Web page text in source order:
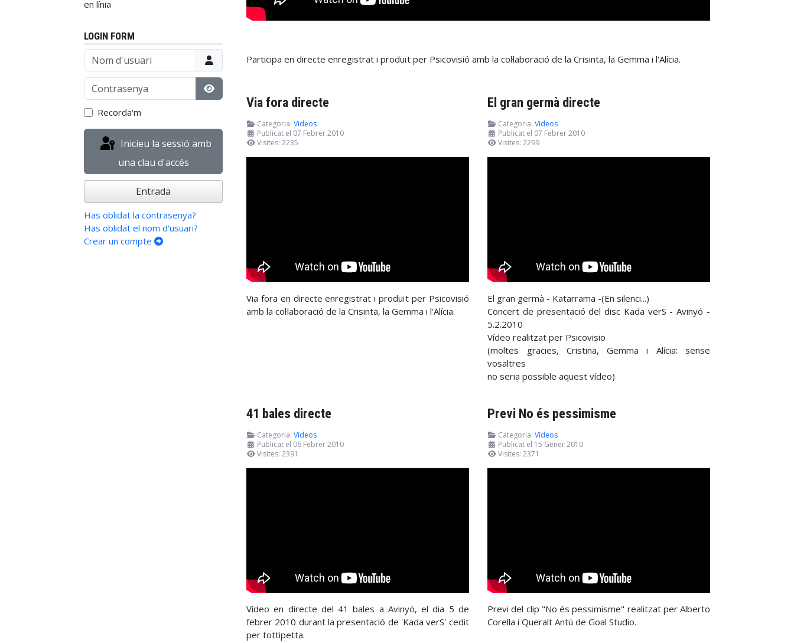
en línia
LOGIN FORM
Nom d'usuari
Contrasenya
Mostrar contrasenya
Recorda'm
una clau d'accés
Entrada
Has oblidat la contrasenya?
Has oblidat el nom d'usuari?
Crear un compte
Participa en directe enregistrat i produït per Psicovisió amb la col·laboració de la Crisinta, la Gemma i l'Alícia.
Via fora directe
Categoria: Videos
Publicat el 07 Febrer 2010
Visites: 2235
Via fora en directe enregistrat i produït per Psicovisió
amb la col·laboració de la Crisinta, la Gemma i l'Alícia.
El gran germà directe
Categoria:Videos
Publicat el 07 Febrer 2010
Visites: 2299
El gran germà - Katarrama -(En silenci...)
Concert de presentació del disc Kada verS - Avinyó -
5.2.2010
Vídeo realitzat per Psicovisio
(moltes gracies, Cristina, Gemma i Alícia: sense
vosaltres
no seria possible aquest vídeo)
41 bales directe
Categoria: Videos
Publicat el 06 Febrer 2010
Visites: 2391
Vídeo en directe del 41 bales a Avinyó, el dia 5 de
febrer 2010 durant la presentació de 'Kada verS' cedit
per tottipetta.
Previ No és pessimisme
Categoria:Videos
Publicat el 15 Gener 2010
Visites: 2371
Previ del clip "No és pessimisme" realitzat per Alberto
Corella i Queralt Antú de Goal Studio.